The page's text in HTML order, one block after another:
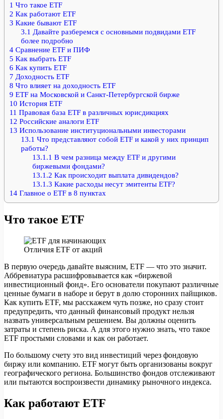
1 Что такое ETF
2 Как работают ETF
3 Какие бывают ETF
3.1 Давайте разберемся с основными подвидами ETF
более подробно
4 Сравнение ETF и ПИФ
5 Как выбрать ETF
6 Как купить ETF
7 Доходность ETF
8 Что влияет на доходность ETF
9 ETF на Московской и Санкт-Петербургской бирже
10 История ETF
11 Правовая база ETF в различных юрисдикциях
12 Российские аналоги ETF
13 Использование институциональными инвесторами
13.1 Что представляют собой ETF и какой у них принцип
работы?
13.1.1 В чем разница между ETF и другими
биржевыми фондами?
13.1.2 Как происходит выплата дивидендов?
13.1.3 Какие расходы несут эмитенты ETF?
14 Главное о ETF в 8 пунктах
Что такое ETF
Отличия ETF от акций
В первую очередь давайте выясним, ETF — что это значит.
Аббревиатура расшифровывается как «биржевой
инвестиционный фонд». Его основатели покупают различные
ценные бумаги в наборе и берут в долю сторонних пайщиков.
Как купить ETF, мы расскажем чуть позже, но сразу стоит
предупредить, что данный финансовый продукт нельзя
назвать универсальным решением. Вы должны оценить
затраты и степень риска. А для этого нужно знать, что такое
ETF простыми словами и как он работает.
По большому счету это вид инвестиций через фондовую
биржу или компанию. ETF могут быть организованы вокруг
географического региона. Большинство фондов отслеживают
или пытаются воспроизвести динамику рыночного индекса.
Как работают ETF